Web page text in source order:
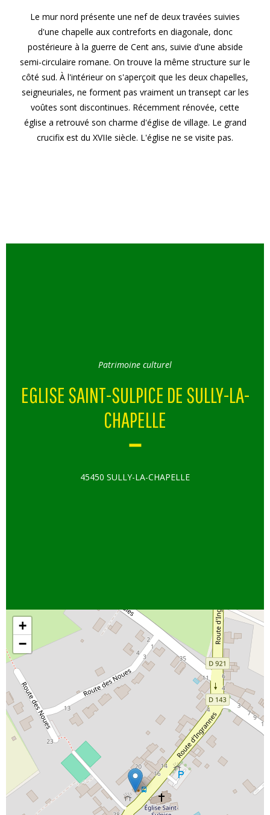
Le mur nord présente une nef de deux travées suivies
d'une chapelle aux contreforts en diagonale, donc
postérieure à la guerre de Cent ans, suivie d'une abside
semi-circulaire romane. On trouve la même structure sur le
côté sud. À l'intérieur on s'aperçoit que les deux chapelles,
seigneuriales, ne forment pas vraiment un transept car les
voûtes sont discontinues. Récemment rénovée, cette
église a retrouvé son charme d'église de village. Le grand
crucifix est du XVIIe siècle. L'église ne se visite pas.
Patrimoine culturel
EGLISE SAINT-SULPICE DE SULLY-LA-
CHAPELLE
45450 SULLY-LA-CHAPELLE
+
−